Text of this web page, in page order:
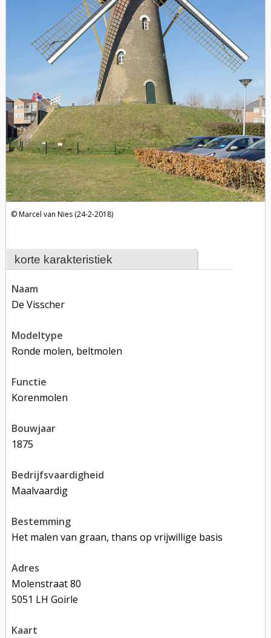
korte karakteristiek
naam
De Visscher
modeltype
Ronde molen, beltmolen
functie
korenmolen
bouwjaar
1875
bedrijfsvaardigheid
Maalvaardig
bestemming
Het malen van graan, thans op vrijwillige basis
adres
Molenstraat 80
5051 LH Goirle
kaart
Marcel van Nies (24-2-2018)